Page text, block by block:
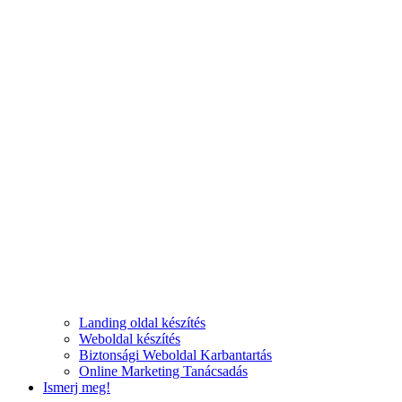
Landing oldal készítés
Weboldal készítés
Biztonsági Weboldal Karbantartás
Online Marketing Tanácsadás
Ismerj meg!